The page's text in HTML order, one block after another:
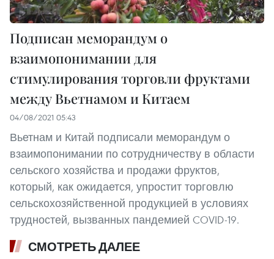
Подписан меморандум о
взаимопонимании для
стимулирования торговли фруктами
между Вьетнамом и Китаем
04/08/2021 05:43
Вьетнам и Китай подписали меморандум о
взаимопонимании по сотрудничеству в области
сельского хозяйства и продажи фруктов,
который, как ожидается, упростит торговлю
сельскохозяйственной продукцией в условиях
трудностей, вызванных пандемией COVID-19.
СМОТРЕТЬ ДАЛЕЕ